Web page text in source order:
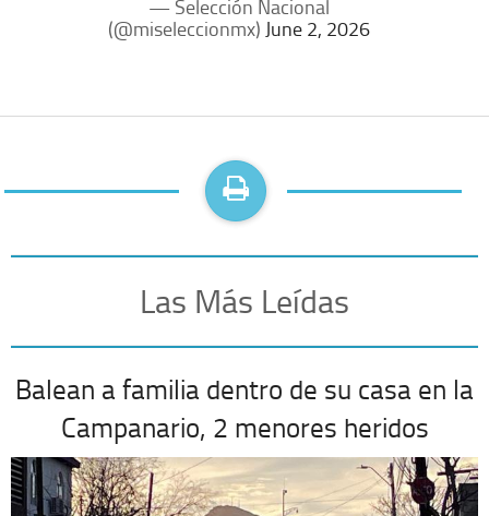
— Selección Nacional
(@miseleccionmx) June 2, 2026
Las Más Leídas
Balean a familia dentro de su casa en la
Campanario, 2 menores heridos